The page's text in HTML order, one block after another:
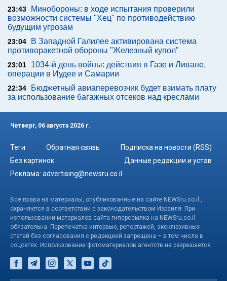
23:43
Минобороны: в ходе испытания проверили
возможности системы "Хец" по противодействию
будущим угрозам
23:04
В Западной Галилее активирована система
противоракетной обороны "Железный купол"
23:01
1034-й день войны: действия в Газе и Ливане,
операции в Иудее и Самарии
22:34
Бюджетный авиаперевозчик будет взимать плату
за использование багажных отсеков над креслами
Четверг, 06 августа 2026 г.
Теги Обратная связь
Подписка на новости (RSS)
Без картинок
Данные редакции и устав
Реклама: advertising@newsru.co.il
Все права на материалы, опубликованные на сайте NEWSru.co.il ,
охраняются в соответствии с законодательством Израиля. При
использовании материалов сайта гиперссылка на NEWSru.co.il
обязательна. Перепечатка интервью, репортажей, эксклюзивных
статей без согласования с редакцией запрещена – в том числе в
соцсетях. Использование фотоматериалов агентств не разрешается.